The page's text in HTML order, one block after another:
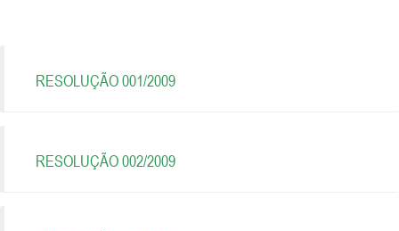
RESOLUÇÃO 001/2009
RESOLUÇÃO 002/2009